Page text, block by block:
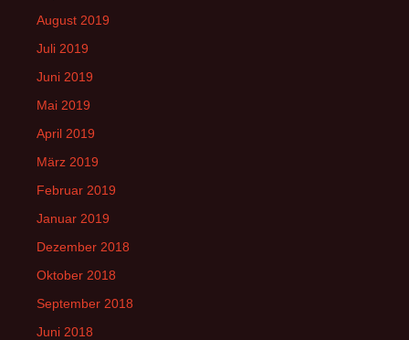
August 2019
Juli 2019
Juni 2019
Mai 2019
April 2019
März 2019
Februar 2019
Januar 2019
Dezember 2018
Oktober 2018
September 2018
Juni 2018